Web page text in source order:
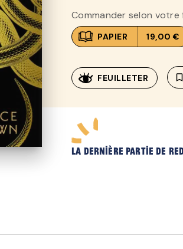
Commander selon votre
PAPIER 19,00 €
FEUILLETER bookmark_border
La dernière partie de